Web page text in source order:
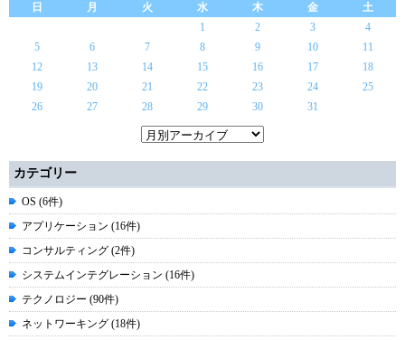
日
月 火 水 木 金
土
1
2 3
4
5
6 7 8 9 10
11
12
13 14 15 16 17
18
19
20 21 22 23 24
25
26
27 28 29 30 31
カテゴリー
OS (6件)
アプリケーション (16件)
コンサルティング (2件)
システムインテグレーション (16件)
テクノロジー (90件)
ネットワーキング (18件)